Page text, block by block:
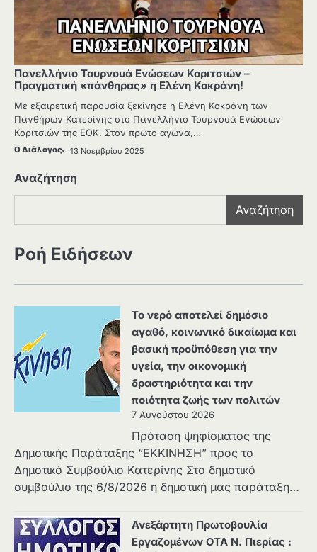
Πανελλήνιο Τουρνουά Ενώσεων Κοριτσιών –
Πραγματική «πάνθηρας» η Ελένη Κοκράνη!
Με εξαιρετική παρουσία ξεκίνησε η Ελένη Κοκράνη των
Πανθήρων Κατερίνης στο Πανελλήνιο Τουρνουά Ενώσεων
Κοριτσιών της ΕΟΚ. Στον πρώτο αγώνα,…
Ο Διάλογος 13 Νοεμβρίου 2025
Αναζήτηση
Αναζήτηση
Ροή Ειδήσεων
Το νερό αποτελεί δημόσιο
αγαθό, κοινωνικό δικαίωμα και
βασική προϋπόθεση για την
υγεία, την οικονομική
δραστηριότητα και την
ποιότητα ζωής των πολιτών
7 Αυγούστου 2026
Πρόταση ψηφίσματος της
Δημοτικής Παράταξης “ΕΚΚΙΝΗΣΗ” προς το
Δημοτικό Συμβούλιο Κατερίνης Στο δημοτικό
συμβούλιο της 6/8/2026 η δημοτική μας παράταξη…
Ανεξάρτητη Πρωτοβουλία
Εργαζομένων ΟΤΑ Ν. Πιερίας :